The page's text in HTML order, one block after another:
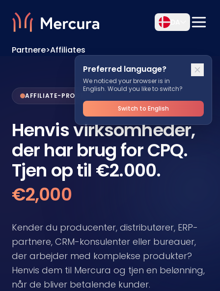
Preferred language?
We noticed your browser is in
English. Would you like to switch?
Switch to English
Partnere>Affiliates
AFFILIATE-PROGRAM
Henvis virksomheder,
der har brug for CPQ.
Tjen op til €2.000.
€2,000
Kender du producenter, distributører, ERP-
partnere, CRM-konsulenter eller bureauer,
der arbejder med komplekse produkter?
Henvis dem til Mercura og tjen en belønning,
når de bliver betalende kunder.